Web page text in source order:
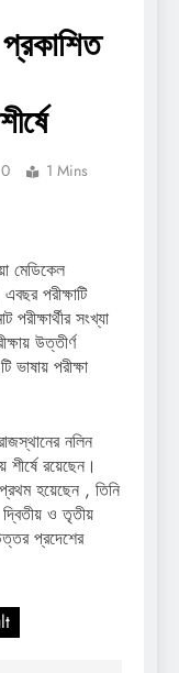
0 1 Mins
মেডিকেল
পরীক্ষাটি
সংখ্যা
উত্তীর্ণ
পরীক্ষা
নলিন
রয়েছেন।
হয়েছেন , তিনি
ও তৃতীয়
প্রদেশের